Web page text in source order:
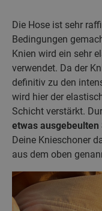
Die Hose ist sehr
Bedingungen
Knien wird ein sehr
verwendet. Da der
definitiv zu den
wird hier der
Schicht verstärkt.
etwas ausgebeulten
Deine Knieschoner
aus dem oben